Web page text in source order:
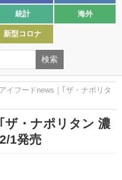
統計 海外
新型コロナ
イフードnews｜｢ザ・ナポリタ
ザ・ナポリタン 濃
1発売